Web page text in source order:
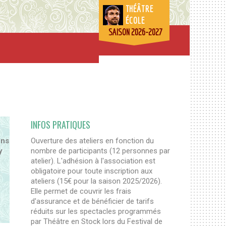
THÉÂTRE
ÉCOLE
SAISON 2026-2027
INFOS PRATIQUES
Ouverture des ateliers en fonction du
nombre de participants (12 personnes par
atelier). L'adhésion à l'association est
obligatoire pour toute inscription aux
ateliers (15€ pour la saison 2025/2026).
Elle permet de couvrir les frais
d'assurance et de bénéficier de tarifs
réduits sur les spectacles programmés
par Théâtre en Stock lors du Festival de